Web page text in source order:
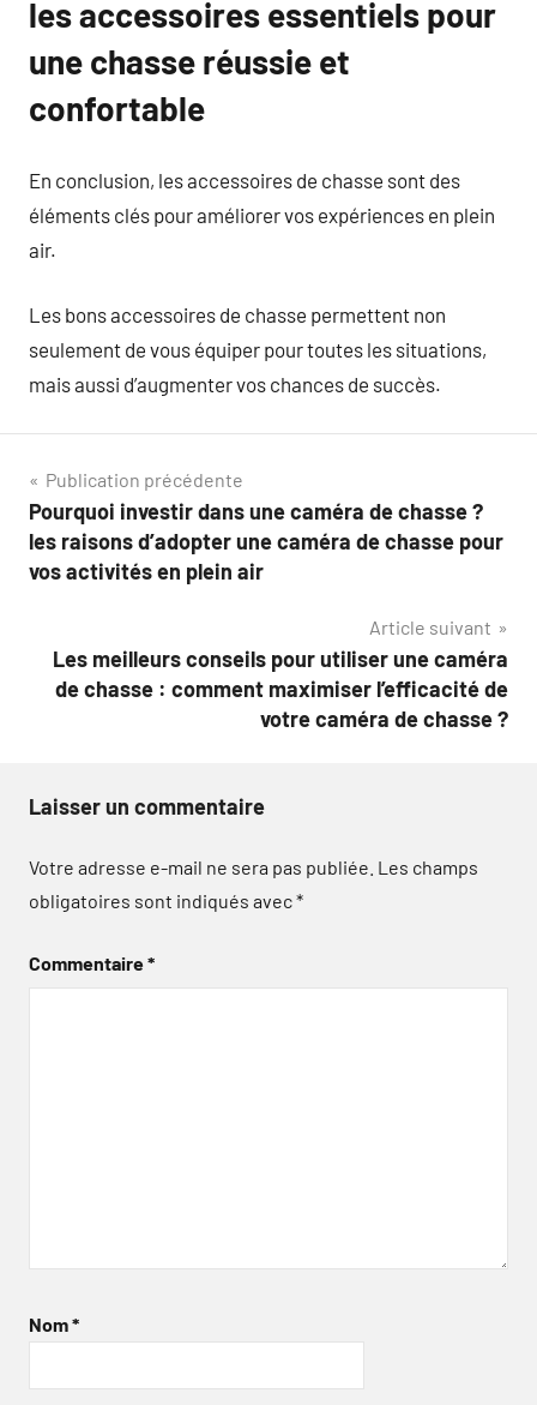
les accessoires essentiels pour
une chasse réussie et
confortable
En conclusion, les accessoires de chasse sont des
éléments clés pour améliorer vos expériences en plein
air.
Les bons accessoires de chasse permettent non
seulement de vous équiper pour toutes les situations,
mais aussi d’augmenter vos chances de succès.
Navigation
de
l’article
Publication précédente
Pourquoi investir dans une caméra de chasse ?
les raisons d’adopter une caméra de chasse pour
vos activités en plein air
Article suivant
Les meilleurs conseils pour utiliser une caméra
de chasse : comment maximiser l’efficacité de
votre caméra de chasse ?
Laisser un commentaire
Votre adresse e-mail ne sera pas publiée. Les champs
obligatoires sont indiqués avec*
Commentaire*
Nom*